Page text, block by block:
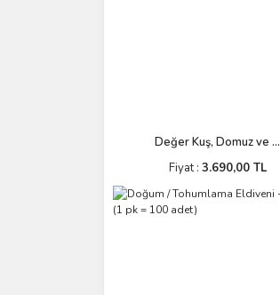
Değer Kuş, Domuz ve ...
Fiyat : 3.690,00 TL